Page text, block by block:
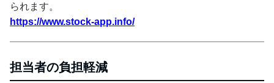
られます。
https://www.stock-app.info/
担当者の負担軽減